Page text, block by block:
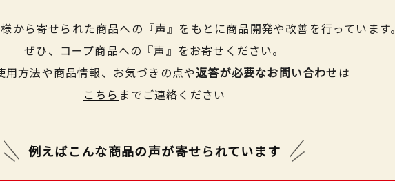
から寄せられた商品への『声』をもとに商品開発や改善を行っています。
ぜひ、コープ商品への『声』をお寄せください。
用方法や商品情報、お気づきの点や返答が必要なお問い合わせは
こちら までご連絡ください
例えばこんな商品の声が寄せられています